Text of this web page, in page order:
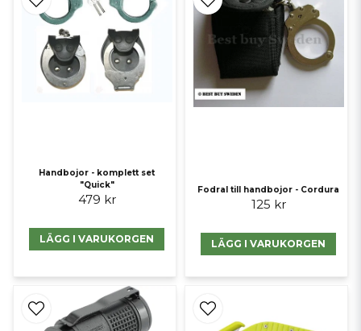
Handbojor - komplett set
"Quick"
479 kr
LÄGG I VARUKORGEN
Fodral till handbojor - Cordura
125 kr
LÄGG I VARUKORGEN